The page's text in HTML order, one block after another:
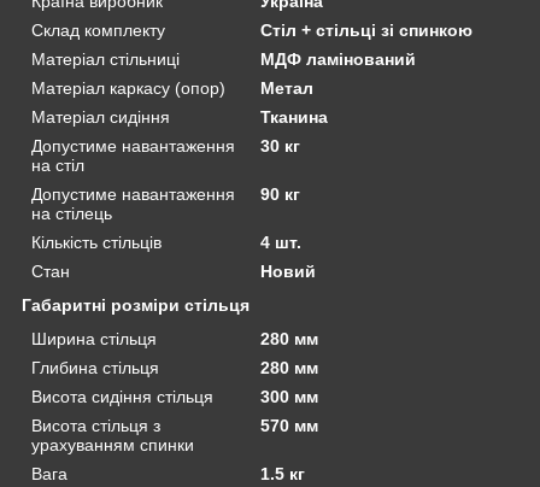
Склад комплекту
Стіл + стільці зі спинкою
Матеріал стільниці
МДФ ламінований
Матеріал каркасу (опор)
Метал
Матеріал сидіння
Тканина
Допустиме навантаження
на стіл
30 кг
Допустиме навантаження
на стілець
90 кг
Кількість стільців
4 шт.
Стан
Новий
Габаритні розміри стільця
Ширина стільця
280 мм
Глибина стільця
280 мм
Висота сидіння стільця
300 мм
Висота стільця з
урахуванням спинки
570 мм
Вага
1.5 кг